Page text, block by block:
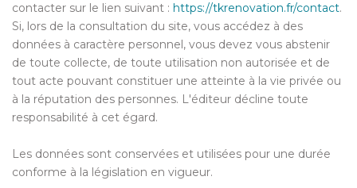
contacter sur le lien suivant : https://tkrenovation.fr/contact.
Si, lors de la consultation du site, vous accédez à des
données à caractère personnel, vous devez vous abstenir
de toute collecte, de toute utilisation non autorisée et de
tout acte pouvant constituer une atteinte à la vie privée ou
à la réputation des personnes. L'éditeur décline toute
responsabilité à cet égard.
Les données sont conservées et utilisées pour une durée
conforme à la législation en vigueur.